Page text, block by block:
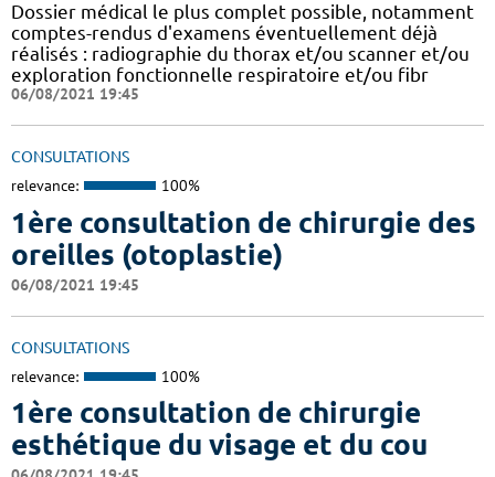
Dossier médical le plus complet possible, notamment
comptes-rendus d'examens éventuellement déjà
réalisés : radiographie du thorax et/ou scanner et/ou
exploration fonctionnelle respiratoire et/ou fibr
06/08/2021 19:45
CONSULTATIONS
relevance: 100%
1ère consultation de chirurgie des
oreilles (otoplastie)
06/08/2021 19:45
CONSULTATIONS
relevance: 100%
1ère consultation de chirurgie
esthétique du visage et du cou